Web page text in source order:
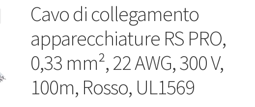
Cavo di collegamento
apparecchiature RS PRO,
0,33 mm², 22 AWG, 300 V,
100m, Rosso, UL1569